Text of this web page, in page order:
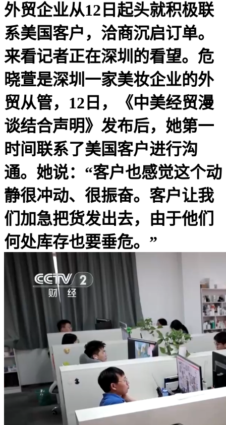
外贸企业从12日起头就积极联
系美国客户，洽商沉启订单。
来看记者正在深圳的看望。危
晓萱是深圳一家美妆企业的外
贸从管，12日，《中美经贸漫
谈结合声明》发布后，她第一
时间联系了美国客户进行沟
通。她说：“客户也感觉这个动
静很冲动、很振奋。客户让我
们加急把货发出去，由于他们
何处库存也要垂危。”